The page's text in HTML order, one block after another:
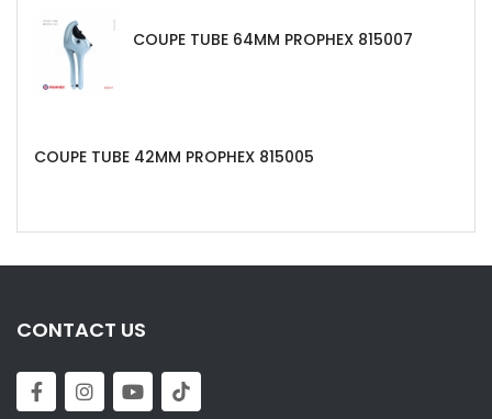
COUPE TUBE 64MM PROPHEX 815007
COUPE TUBE 42MM PROPHEX 815005
CONTACT US